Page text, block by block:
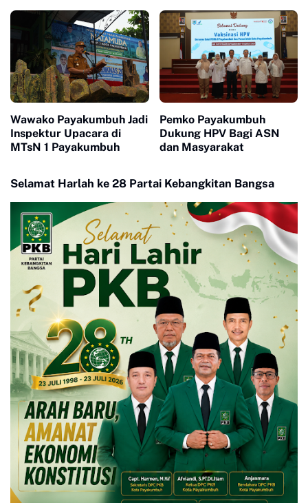
Wawako Payakumbuh Jadi
Inspektur Upacara di
MTsN 1 Payakumbuh
Pemko Payakumbuh
Dukung HPV Bagi ASN
dan Masyarakat
Selamat Harlah ke 28 Partai Kebangkitan Bangsa